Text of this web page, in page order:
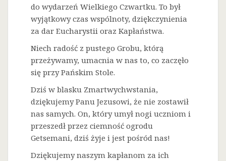
do wydarzeń Wielkiego Czwartku. To był
wyjątkowy czas wspólnoty, dziękczynienia
za dar Eucharystii oraz Kapłaństwa.
Niech radość z pustego Grobu, którą
przeżywamy, umacnia w nas to, co zaczęło
się przy Pańskim Stole.
Dziś w blasku Zmartwychwstania,
dziękujemy Panu Jezusowi, że nie zostawił
nas samych. On, który umył nogi uczniom i
przeszedł przez ciemność ogrodu
Getsemani, dziś żyje i jest pośród nas!
Dziękujemy naszym kapłanom za ich